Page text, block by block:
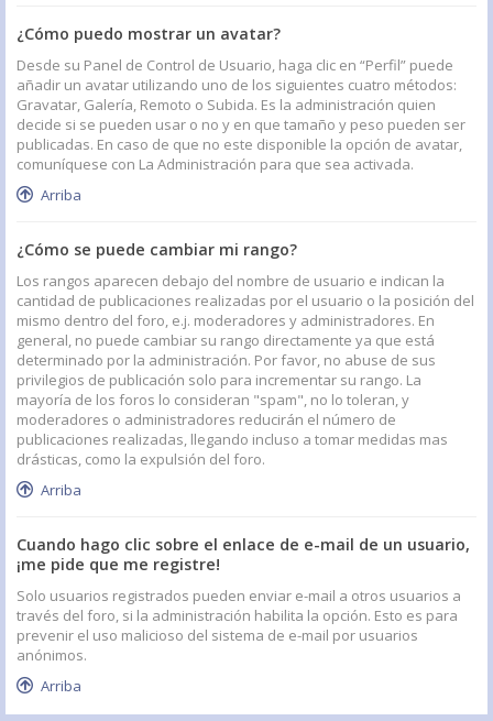
¿Cómo puedo mostrar un avatar?
Desde su Panel de Control de Usuario, haga clic en “Perfil” puede
añadir un avatar utilizando uno de los siguientes cuatro métodos:
Gravatar, Galería, Remoto o Subida. Es la administración quien
decide si se pueden usar o no y en que tamaño y peso pueden ser
publicadas. En caso de que no este disponible la opción de avatar,
comuníquese con La Administración para que sea activada.
Arriba
¿Cómo se puede cambiar mi rango?
Los rangos aparecen debajo del nombre de usuario e indican la
cantidad de publicaciones realizadas por el usuario o la posición del
mismo dentro del foro, e.j. moderadores y administradores. En
general, no puede cambiar su rango directamente ya que está
determinado por la administración. Por favor, no abuse de sus
privilegios de publicación solo para incrementar su rango. La
mayoría de los foros lo consideran "spam", no lo toleran, y
moderadores o administradores reducirán el número de
publicaciones realizadas, llegando incluso a tomar medidas mas
drásticas, como la expulsión del foro.
Arriba
Cuando hago clic sobre el enlace de e-mail de un usuario,
¡me pide que me registre!
Solo usuarios registrados pueden enviar e-mail a otros usuarios a
través del foro, si la administración habilita la opción. Esto es para
prevenir el uso malicioso del sistema de e-mail por usuarios
anónimos.
Arriba